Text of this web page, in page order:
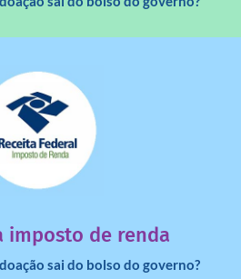
imposto de renda
sai do bolso do governo?
de ir para o governo?
mais